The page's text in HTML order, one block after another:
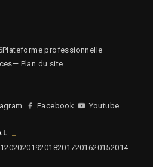
Plateforme professionnelle
— Plan du site
Facebook Youtube
2020201920182017201620152014